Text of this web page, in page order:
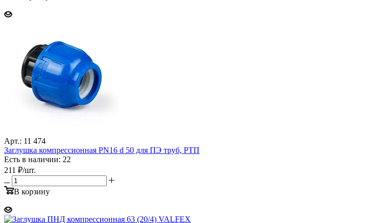
Арт.: 11 474
Заглушка компрессионная PN16 d 50 для ПЭ труб, РТП
Есть в наличии: 22
211 ₽/шт.
В корзину